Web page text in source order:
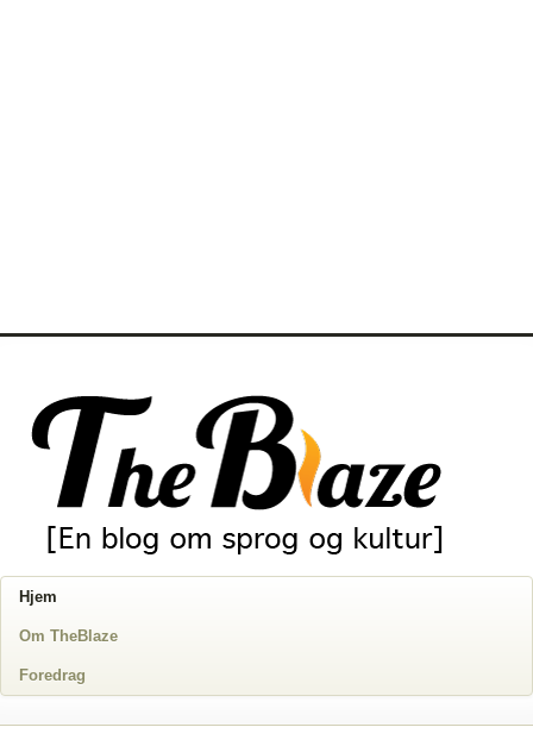
Hjem
Om TheBlaze
Foredrag